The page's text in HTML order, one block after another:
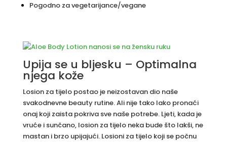
Pogodno za vegetarijance/vegane
Upija se u bljesku – Optimalna
njega kože
Losion za tijelo postao je neizostavan dio naše
svakodnevne beauty rutine. Ali nije tako lako pronaći
onaj koji zaista pokriva sve naše potrebe. Ljeti, kada je
vruće i sunčano, losion za tijelo neka bude što lakši, ne
mastan i brzo upijajući. Losioni za tijelo koji se počnu